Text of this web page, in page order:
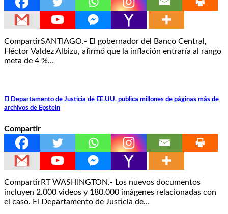
CompartirSANTIAGO.- El gobernador del Banco Central,
Héctor Valdez Albizu, afirmó que la inflación entraría al rango
meta de 4 %…
El Departamento de Justicia de EE.UU. publica millones de páginas más de
archivos de Epstein
Compartir
CompartirRT WASHINGTON.- Los nuevos documentos
incluyen 2.000 videos y 180.000 imágenes relacionadas con
el caso. El Departamento de Justicia de…